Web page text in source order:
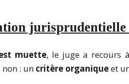
muette, le juge a recours à
: un critère organiqueet